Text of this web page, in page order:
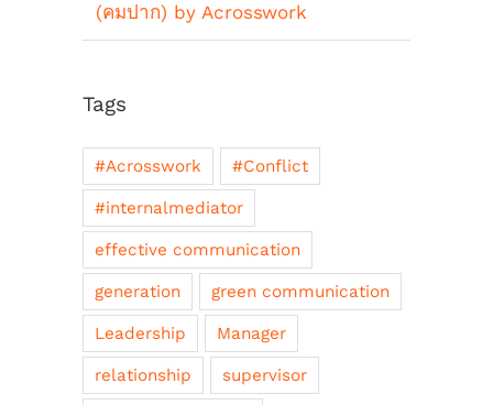
(คมปาก) by Acrosswork
Tags
#Acrosswork #Conflict
#internalmediator
effective communication
generation green communication
Leadership Manager
relationship supervisor